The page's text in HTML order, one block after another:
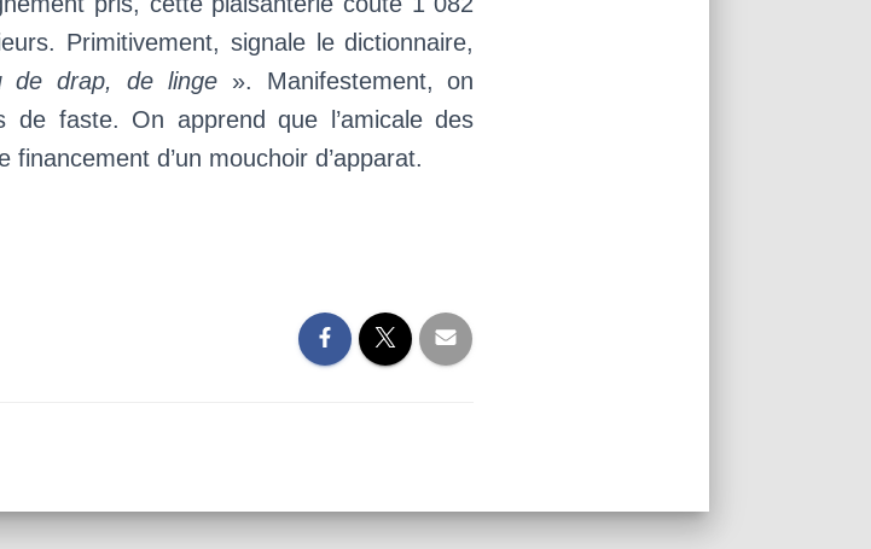
Primitivement, signale le dictionnaire,
de drap, de linge». Manifestement, on
de faste. On apprend que l’amicale des
d’un mouchoir d’apparat.